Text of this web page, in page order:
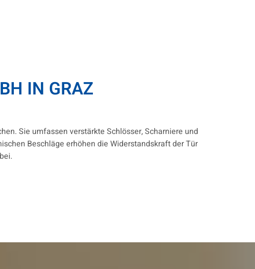
IN GRAZ
Sie umfassen verstärkte Schlösser, Scharniere und
Beschläge erhöhen die Widerstandskraft der Tür